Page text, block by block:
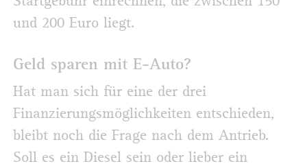
und 200 Euro liegt.
Geld sparen mit E-Auto?
Hat man sich für eine der drei
Finanzierungsmöglichkeiten entschieden,
bleibt noch die Frage nach dem Antrieb.
Soll es ein Diesel sein oder lieber ein